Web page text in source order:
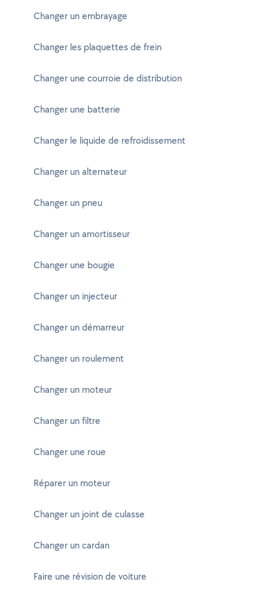
Changer un embrayage
Changer les plaquettes de frein
Changer une courroie de distribution
Changer une batterie
Changer le liquide de refroidissement
Changer un alternateur
Changer un pneu
Changer un amortisseur
Changer une bougie
Changer un injecteur
Changer un démarreur
Changer un roulement
Changer un moteur
Changer un filtre
Changer une roue
Réparer un moteur
Changer un joint de culasse
Changer un cardan
Faire une révision de voiture